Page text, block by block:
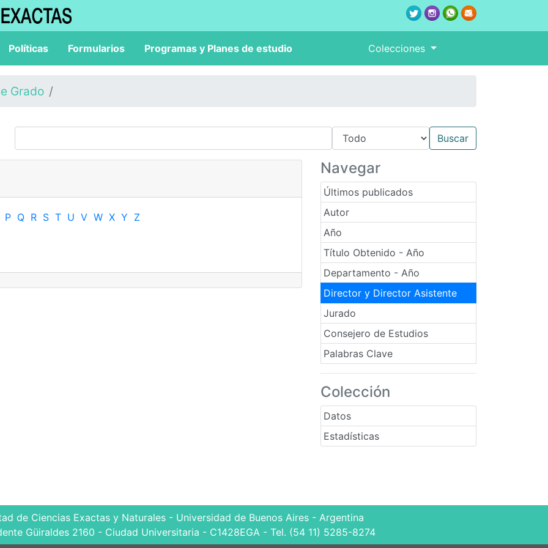
Políticas Formularios Programas y Planes de estudio Colecciones
Grado
Navegar
Últimos publicados
Autor
Año
Título Obtenido - Año
Departamento - Año
Director y Director Asistente
Jurado
Consejero de Estudios
Palabras Clave
Colección
Datos
Estadísticas
P Q R S T U V W X Y Z
de Ciencias Exactas y Naturales - Universidad de Buenos Aires - Argentina
Güiraldes 2160 - Ciudad Universitaria - C1428EGA - Tel. (54 11) 5285-8274